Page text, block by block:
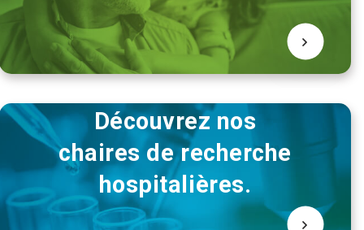
Découvrez nos
chaires de recherche
hospitalières.